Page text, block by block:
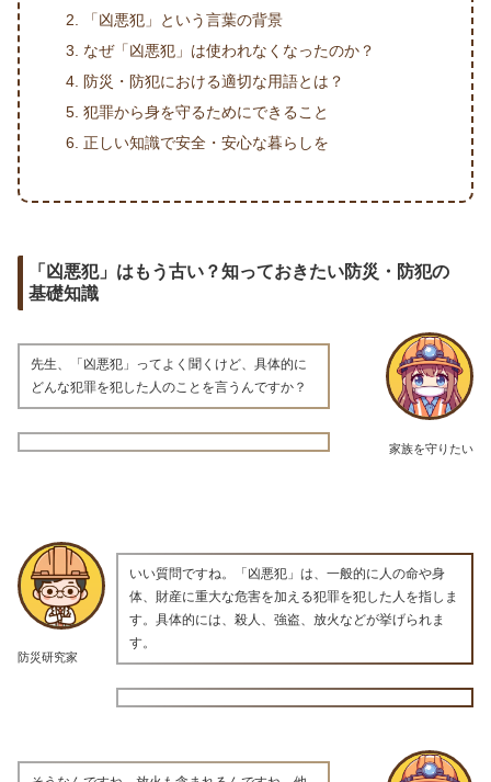
「凶悪犯」という言葉の背景
なぜ「凶悪犯」は使われなくなったのか？
防災・防犯における適切な用語とは？
犯罪から身を守るためにできること
正しい知識で安全・安心な暮らしを
「凶悪犯」はもう古い？知っておきたい防災・防犯の
基礎知識
家族を守りたい
先生、「凶悪犯」ってよく聞くけど、具体的に
どんな犯罪を犯した人のことを言うんですか？
防災研究家
いい質問ですね。「凶悪犯」は、一般的に人の命や身
体、財産に重大な危害を加える犯罪を犯した人を指しま
す。具体的には、殺人、強盗、放火などが挙げられま
す。